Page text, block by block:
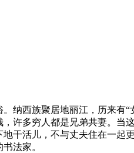
纳西族聚居地丽江，历来
许多穷人都是兄弟共妻。
干活儿，不与丈夫住在一
法家。